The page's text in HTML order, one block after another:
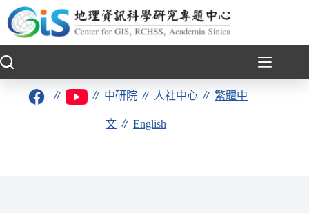
至
要
∥ ∥ 中研院 ∥ 人社中心 ∥繁體中
文 ∥English